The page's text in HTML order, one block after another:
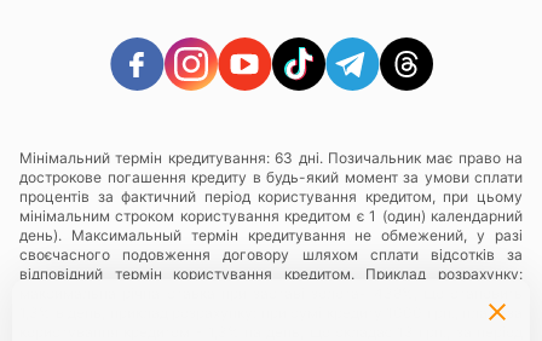
Мінімальний термін кредитування: 63 дні. Позичальник має право на
дострокове погашення кредиту в будь-який момент за умови сплати
процентів за фактичний період користування кредитом, при цьому
мінімальним строком користування кредитом є 1 (один) календарний
день). Максимальный термін кредитування не обмежений, у разі
своєчасного подовження договору шляхом сплати відсотків за
відповідний термін користування кредитом. Приклад розрахунку:
1,3% в день, приклад розрахунку: при сумі кредиту 1000 грн., плата за